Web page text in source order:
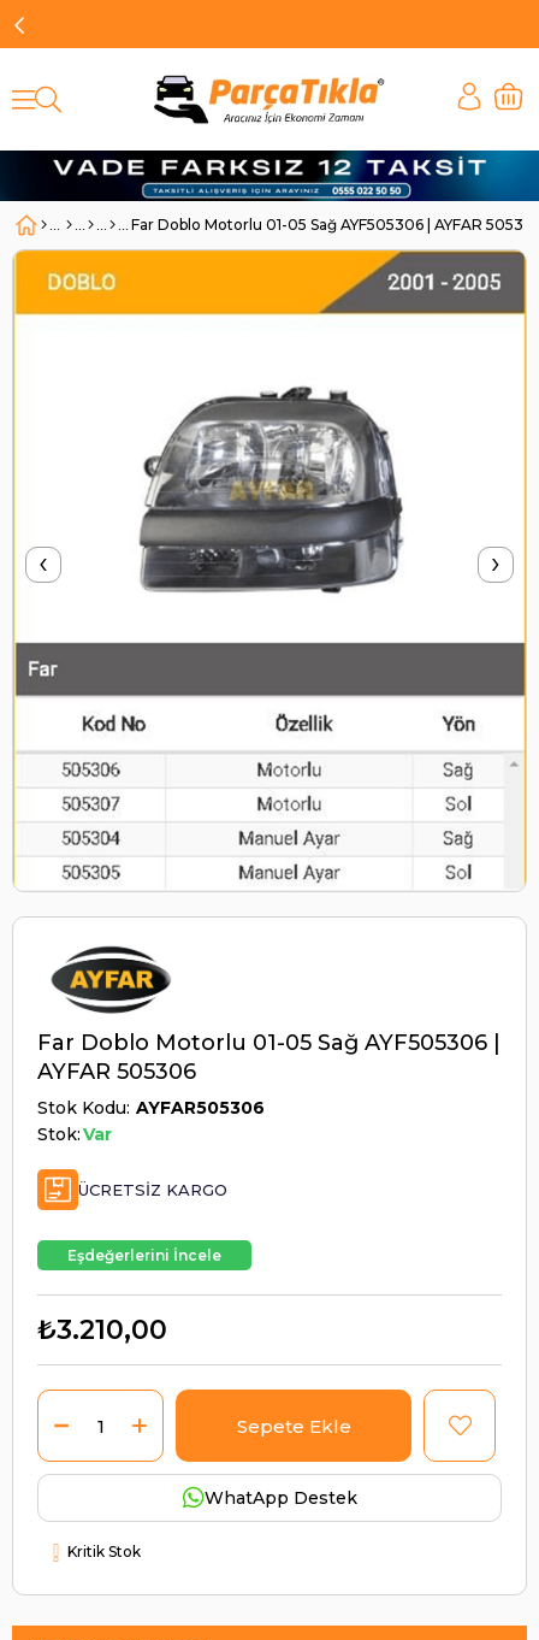
Far Doblo Motorlu 01-05 Sağ AYF505306 | AYFAR
‹ ›
Far Doblo Motorlu 01-05 Sağ AYF505306 |
AYFAR 505306
Stok Kodu AYFAR505306
Stok:Var
ÜCRETSIZ KARGO
Eşdeğerlerini İncele
₺3.210,00
WhatApp Destek
Kritik Stok